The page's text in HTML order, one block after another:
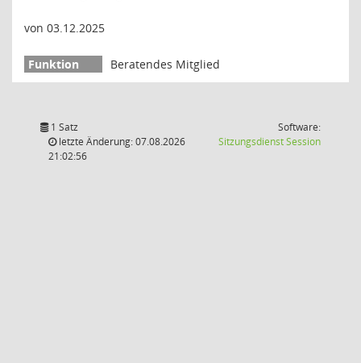
von 03.12.2025
Beratendes Mitglied
1 Satz
letzte Änderung: 07.08.2026
21:02:56
Software:
SitzungsdienstSession(Wird in